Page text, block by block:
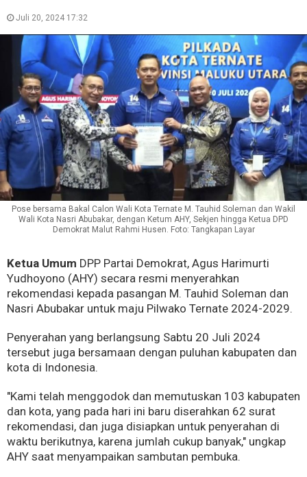
Juli 20, 2024 17:32
Pose bersama Bakal Calon Wali Kota Ternate M. Tauhid Soleman dan Wakil
Wali Kota Nasri Abubakar, dengan Ketum AHY, Sekjen hingga Ketua DPD
Demokrat Malut Rahmi Husen. Foto: Tangkapan Layar
Ketua Umum DPP Partai Demokrat, Agus Harimurti
Yudhoyono (AHY) secara resmi menyerahkan
rekomendasi kepada pasangan M. Tauhid Soleman dan
Nasri Abubakar untuk maju Pilwako Ternate 2024-2029.
Penyerahan yang berlangsung Sabtu 20 Juli 2024
tersebut juga bersamaan dengan puluhan kabupaten dan
kota di Indonesia.
"Kami telah menggodok dan memutuskan 103 kabupaten
dan kota, yang pada hari ini baru diserahkan 62 surat
rekomendasi, dan juga disiapkan untuk penyerahan di
waktu berikutnya, karena jumlah cukup banyak," ungkap
AHY saat menyampaikan sambutan pembuka.